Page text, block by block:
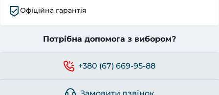
Офіційна гарантія
Потрібна допомога з вибором?
+380 (67) 669-95-88